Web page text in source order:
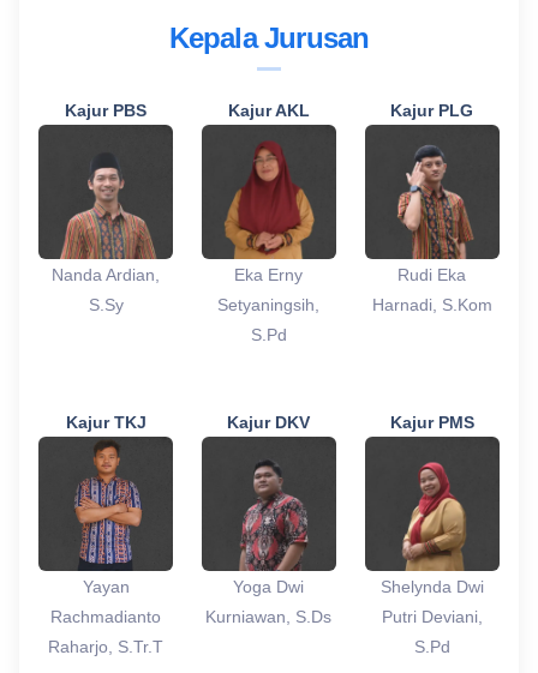
Kepala Jurusan
Kajur PBS
Nanda Ardian,
S.Sy
Kajur AKL
Eka Erny
Setyaningsih,
S.Pd
Kajur PLG
Rudi Eka
Harnadi, S.Kom
Kajur TKJ
Yayan
Rachmadianto
Raharjo, S.Tr.T
Kajur DKV
Yoga Dwi
Kurniawan, S.Ds
Kajur PMS
Shelynda Dwi
Putri Deviani,
S.Pd